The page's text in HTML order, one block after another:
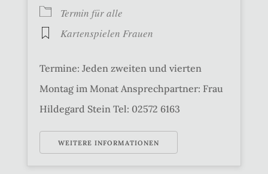
Termin für alle
Kartenspielen Frauen
Termine: Jeden zweiten und vierten
Montag im Monat Ansprechpartner: Frau
Hildegard Stein Tel: 02572 6163
WEITERE INFORMATIONEN